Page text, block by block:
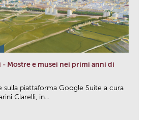
- Mostre e musei nei primi anni di
sulla piattaforma Google Suite a cura
Clarelli, in...